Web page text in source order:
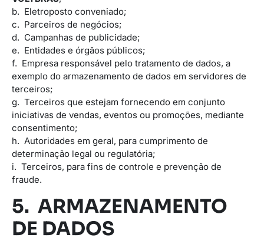
b. Eletroposto conveniado;
c. Parceiros de negócios;
d. Campanhas de publicidade;
e. Entidades e órgãos públicos;
f. Empresa responsável pelo tratamento de dados, a
exemplo do armazenamento de dados em servidores de
terceiros;
g. Terceiros que estejam fornecendo em conjunto
iniciativas de vendas, eventos ou promoções, mediante
consentimento;
h. Autoridades em geral, para cumprimento de
determinação legal ou regulatória;
i. Terceiros, para fins de controle e prevenção de
fraude.
5. ARMAZENAMENTO
DE DADOS